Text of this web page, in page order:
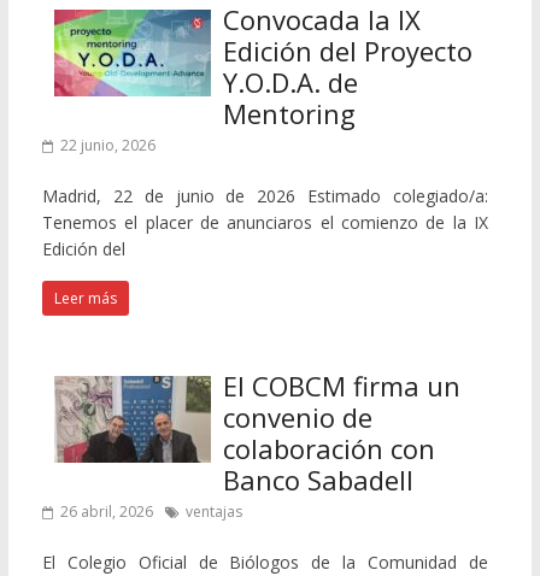
Convocada la IX
Edición del Proyecto
Y.O.D.A. de
Mentoring
22 junio, 2026
Madrid, 22 de junio de 2026 Estimado colegiado/a:
Tenemos el placer de anunciaros el comienzo de la IX
Edición del
Leer más
El COBCM firma un
convenio de
colaboración con
Banco Sabadell
26 abril, 2026 ventajas
El Colegio Oficial de Biólogos de la Comunidad de